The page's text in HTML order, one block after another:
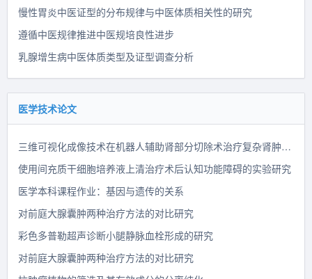
慢性胃炎中医证型的分布规律与中医体质相关性的研究
遵循中医规律推进中医规培良性进步
乳腺增生病中医体质类型及证型调查分析
医学技术论文
三维可视化成像技术在机器人辅助肾部分切除术治疗复杂肾肿瘤中的推广探讨
使用间充质干细胞培养液上清治疗术后认知功能障碍的实验研究
医学本科课程作业：基因与遗传的关系
对前庭大腺囊肿两种治疗方法的对比研究
彩色多普勒超声诊断小腿静脉血栓形成的研究
对前庭大腺囊肿两种治疗方法的对比研究